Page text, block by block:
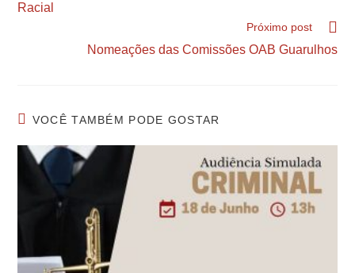
Racial
Próximo post
Nomeações das Comissões OAB Guarulhos
VOCÊ TAMBÉM PODE GOSTAR